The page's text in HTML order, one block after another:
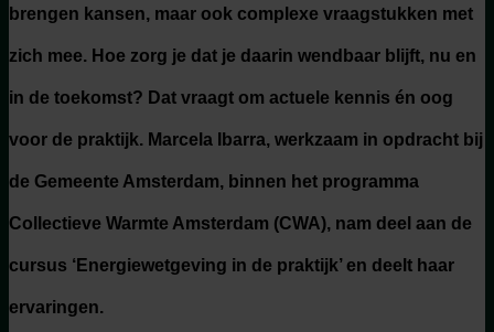
brengen kansen, maar ook complexe vraagstukken met
zich mee. Hoe zorg je dat je daarin wendbaar blijft, nu en
in de toekomst? Dat vraagt om actuele kennis én oog
voor de praktijk. Marcela Ibarra, werkzaam in opdracht bij
de Gemeente Amsterdam, binnen het programma
Collectieve Warmte Amsterdam (CWA), nam deel aan de
cursus ‘Energiewetgeving in de praktijk’ en deelt haar
ervaringen.